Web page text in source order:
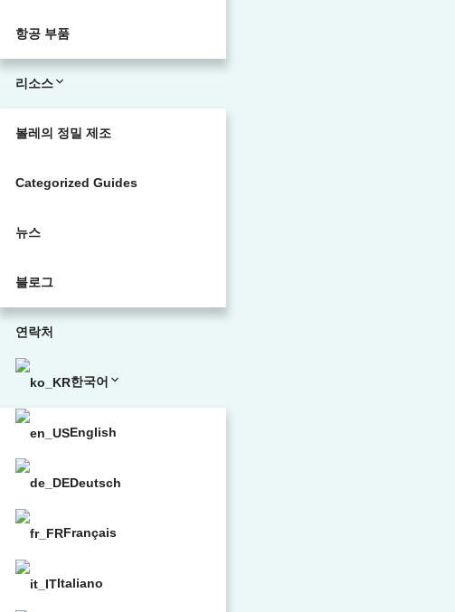
항공 부품
리소스
볼레의 정밀 제조
Categorized Guides
뉴스
블로그
연락처
한국어
English
Deutsch
Français
Italiano